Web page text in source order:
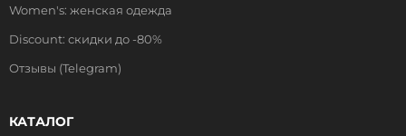
Women's: женская одежда
Discount: скидки до -80%
Отзывы (Telegram)
КАТАЛОГ